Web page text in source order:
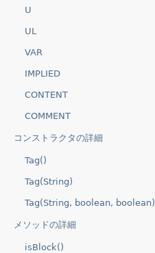
U
UL
VAR
IMPLIED
CONTENT
COMMENT
コンストラクタの詳細
Tag()
Tag(String)
Tag(String, boolean, boolean)
メソッドの詳細
isBlock()